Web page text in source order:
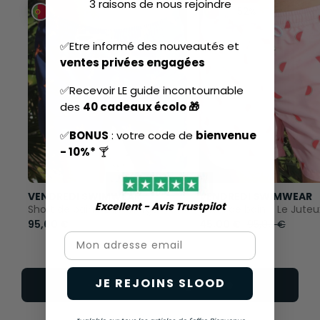
VENDREDI SWIMWEAR
Short de bain - L'Immergé
95,00 €
VENDREDI SWIMWEAR
Short de bain - Le
95,00 €
Voir toute la gamme
3 raisons de nous rejoindre
✅Etre informé des nouveautés et
ventes privées engagées
✅Recevoir LE guide incontournable
des 40 cadeaux écolo 🎁
✅BONUS : votre code de bienvenue
- 10%* 🍸
Excellent - Avis Trustpilot​
Email
JE REJOINS SLOOD